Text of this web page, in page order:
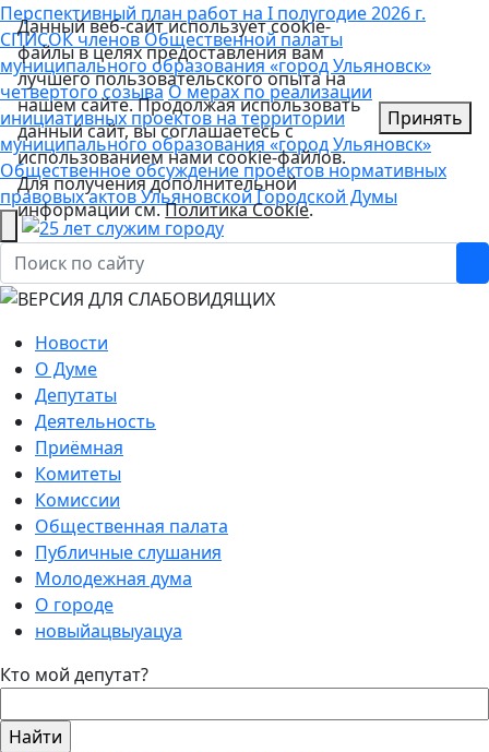
Перспективный план работ на I полугодие 2026 г.
СПИСОК членов Общественной палаты
муниципального образования «город Ульяновск»
четвертого созываО мерах по реализации
инициативных проектов на территории
муниципального образования «город Ульяновск»
Общественное обсуждение проектов нормативных
правовых актов Ульяновской Городской Думы
Новости
О Думе
Депутаты
Деятельность
Приёмная
Комитеты
Комиссии
Общественная палата
Публичные слушания
Молодежная дума
О городе
новыйацвыуацуа
Кто мой депутат?
Данный веб-сайт использует cookie-
файлы в целях предоставления вам
лучшего пользовательского опыта на
нашем сайте. Продолжая использовать
данный сайт, вы соглашаетесь с
использованием нами cookie-файлов.
Для получения дополнительной
информации см.Политика Cookie.
Принять